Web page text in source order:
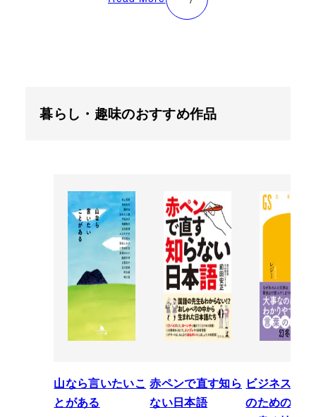
暮らし・趣味のおすすめ作品
山なら言いたいこ
とがある
赤ペンで直す知ら
ない日本語
ビジネスパ
のための「